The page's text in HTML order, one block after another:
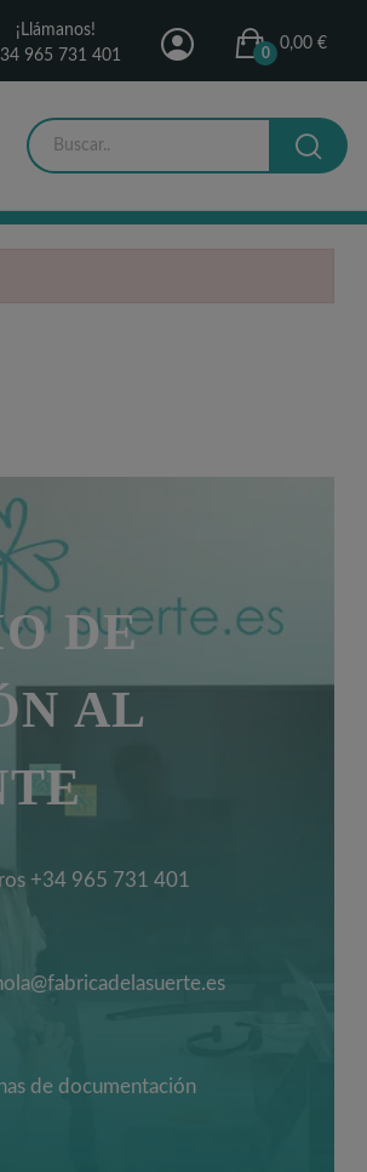
¡Llámanos!
965 731 401
0,00 €
0
DE
AL
+34 965 731 401
de documentación